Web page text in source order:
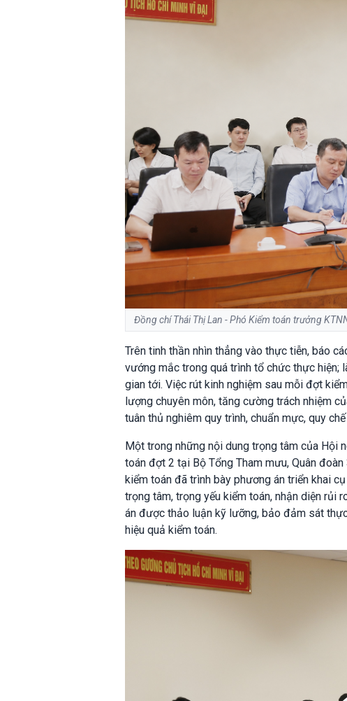
Đồng chí Thái Thị Lan - Phó Kiểm toán trưởng
Trên tinh thần nhìn thẳng vào thực tiễn, báo
vướng mắc trong quá trình tổ chức thực hiện;
gian tới. Việc rút kinh nghiệm sau mỗi đợt
lượng chuyên môn, tăng cường trách nhiệm
tuân thủ nghiêm quy trình, chuẩn mực, quy
Một trong những nội dung trọng tâm của Hội
toán đợt 2 tại Bộ Tổng Tham mưu, Quân
kiểm toán đã trình bày phương án triển khai
trọng tâm, trọng yếu kiểm toán, nhận diện rủi
án được thảo luận kỹ lưỡng, bảo đảm sát
hiệu quả kiểm toán.